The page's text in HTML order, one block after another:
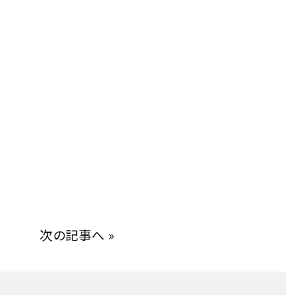
次の記事へ »